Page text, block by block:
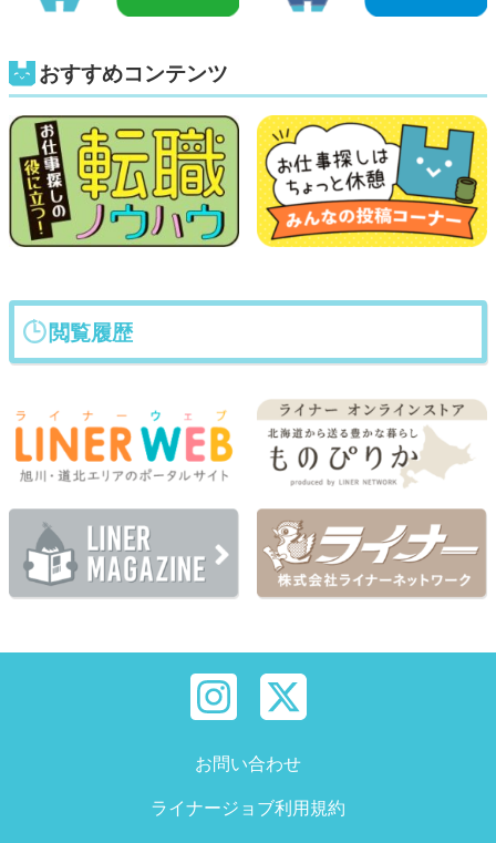
おすすめコンテンツ
閲覧履歴
お問い合わせ
ライナージョブ利用規約